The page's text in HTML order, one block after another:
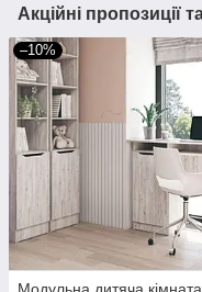
Акційні пропозиції
–10%